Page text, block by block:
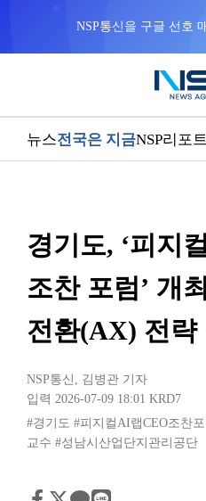
NSP통신을 구글 선호
뉴스전국은 지금NSP리포트
경기도, ‘피지
조찬 포럼’ 개
전환(AX) 전략
NSP통신 , 김병관 기자
입력 2026-07-09 18:01 KRD7
#경기도 #피지컬AI랩CEO조찬포
교수 #성남시산업단지관리공단